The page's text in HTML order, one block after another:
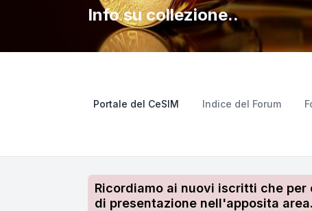
Info su collezione..
Portale del CeSIM Indice del Forum
Ricordiamo ai nuovi iscritti che
di presentazione nell'apposita